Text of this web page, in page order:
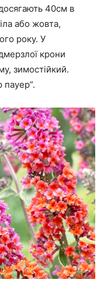
40см в
або жовта,
року. У
крони
зимостійкий.
пауер”.